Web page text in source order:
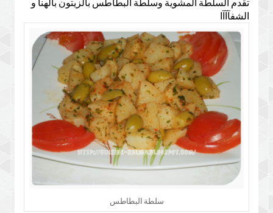
الشفآآآا
سلطة البطاطس